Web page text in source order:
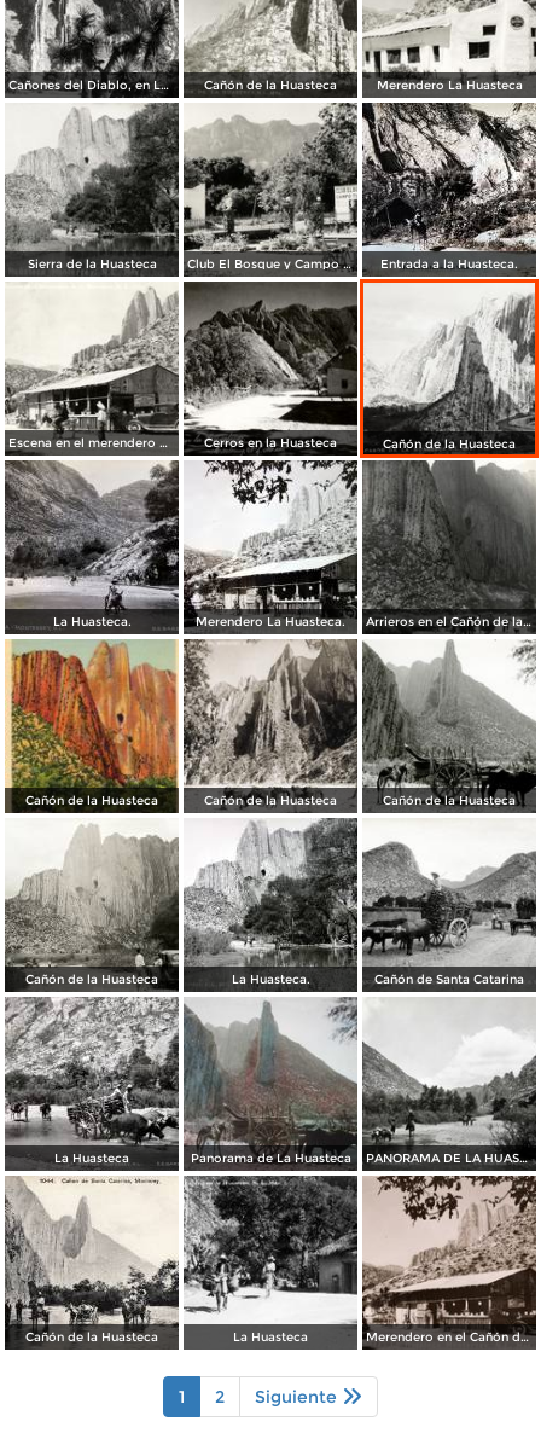
Cañones del Diablo, en La Huasteca Cañón de la Huasteca Merendero La Huasteca
Sierra de la Huasteca Club El Bosque y Campo Turista Entrada a la Huasteca.
Escena en el merendero de la Huasteca Cerros en la Huasteca Cañón de la Huasteca
La Huasteca. Merendero La Huasteca. Arrieros en el Cañón de la Huasteca
Cañón de la Huasteca Cañón de la Huasteca Cañón de la Huasteca
Cañón de la Huasteca La Huasteca. Cañón de Santa Catarina
La Huasteca Panorama de La Huasteca PANORAMA DE LA HUASTECA
Cañón de la Huasteca La Huasteca Merendero en el Cañón de La Huasteca
1 2 Siguiente